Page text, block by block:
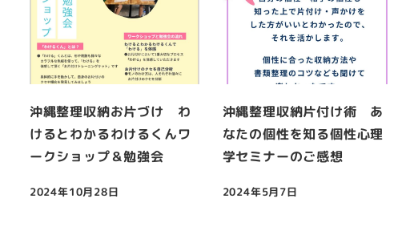
沖縄整理収納お片づけ わ
けるとわかるわけるくんワ
ークショップ＆勉強会
投稿日
2024年10月28日
沖縄整理収納片付け術 あ
なたの個性を知る個性心理
学セミナーのご感想
投稿日
2024年5月7日